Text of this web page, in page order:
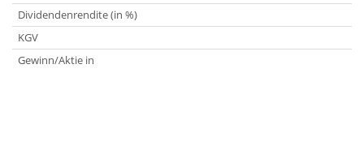
Dividendenrendite (in %)
KGV
Gewinn/Aktie in